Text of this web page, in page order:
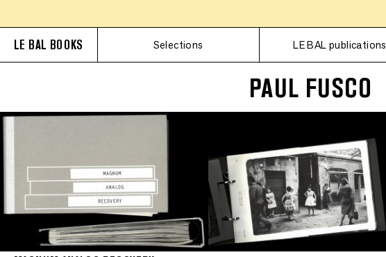
LE BAL BOOKS Selections LE BAL publications
PAUL FUSCO